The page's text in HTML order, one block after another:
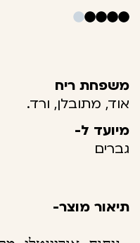
משפחת ריח
אוד, מתובלן, ורד.
מיועד ל-
גברים
תיאור מוצר-